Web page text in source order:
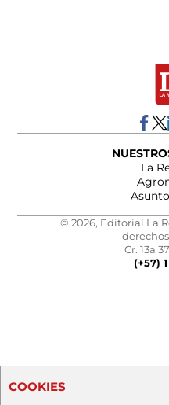
La
© 2026, Editorial La
Cr. 13a
(+57)
COOKIES